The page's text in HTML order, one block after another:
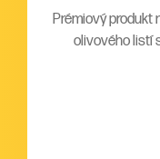
Prémiový produkt
olivového listí